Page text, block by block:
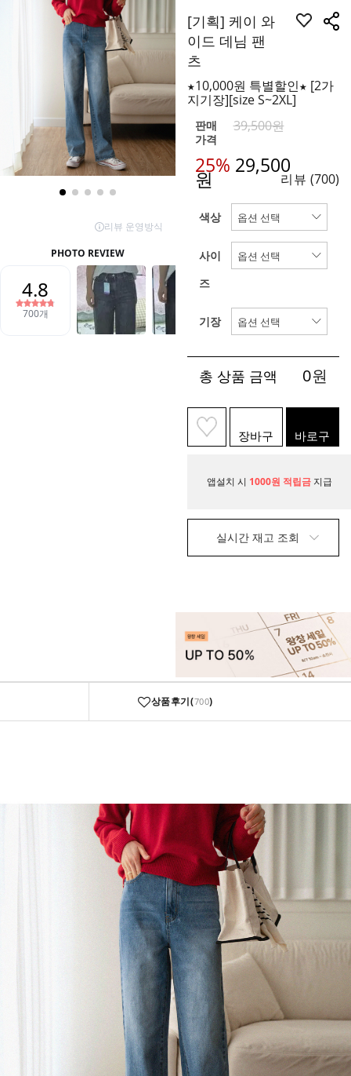
[기획] 케이 와
이드 데님 팬
츠
★10,000원 특별할인★ [2가
지기장][size S~2XL]
판매
가격
39,500원
25% 29,500
원 리뷰 (700)
색상
사이
즈
기장
총 상품 금액 0원
장바구
니
바로구
매
앱설치 시 1000원 적립금 지급
실시간 재고 조회
상품후기(700)